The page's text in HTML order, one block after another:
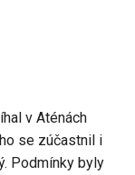
v Aténách
se zúčastnil i
Podmínky byly